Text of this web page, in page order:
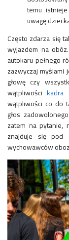
temu
uwagę
Często zdarza się
wyjazdem na
autokaru pełnego
zazwyczaj
głowę czy
wątpliwościkadra
wątpliwości co do
głos
zatem na pytanie,
znajduje się pod
wychowawców